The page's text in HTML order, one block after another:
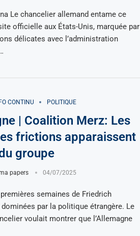
Le chancelier allemand entame ce
officielle aux États-Unis, marquée par
délicates avec l’administration
CONTINU POLITIQUE
| Coalition Merz: Les
frictions apparaissent
groupe
papers 04/07/2025
semaines de Friedrich
par la politique étrangère. Le
voulait montrer que l’Allemagne